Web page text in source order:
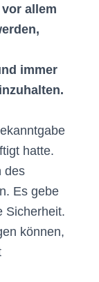
allem
immer
hatte.
des
Es gebe
Sicherheit.
können,